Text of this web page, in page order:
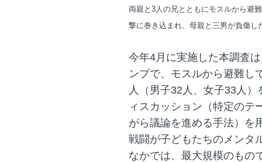
両親と3人の兄とともにモスルから避
撃に巻き込まれ、母親と三男が負傷し
今年4月に実施した本調査
ンプで、モスルから避難し
人（男子32人、女子33人
ィスカッション（特定のテ
がら議論を進める手法）を
戦闘が子どもたちのメンタ
なかでは、最大規模のもの